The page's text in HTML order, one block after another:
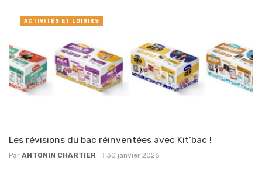
Les révisions du bac réinventées avec Kit’bac !
Par ANTONIN CHARTIER 30 janvier 2026
ACTIVITÉS ET LOISIRS